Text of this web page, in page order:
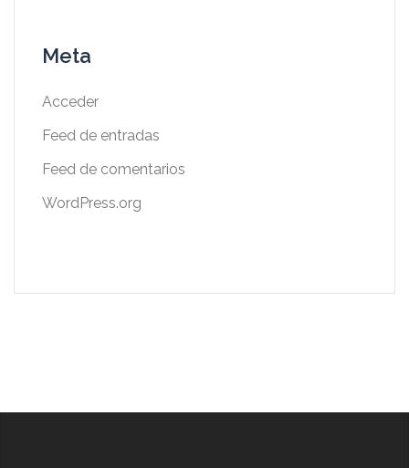
Meta
Acceder
Feed de entradas
Feed de comentarios
WordPress.org